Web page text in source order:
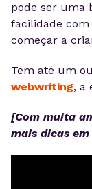
pode ser uma
facilidade com
começar a
Tem até um
webwriting, a
[Com muita
mais dicas